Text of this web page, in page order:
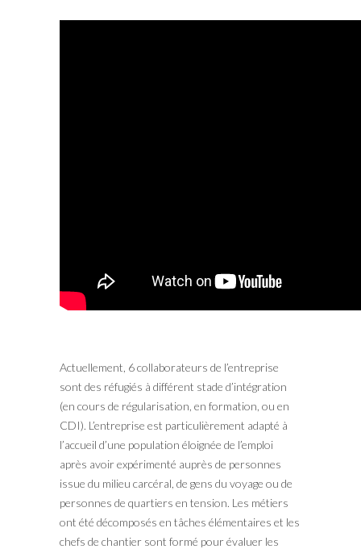
Actuellement, 6 collaborateurs de l’entreprise
sont des réfugiés à différent stade d’intégration
(en cours de régularisation, en formation, ou en
CDI). L’entreprise est particulièrement adapté à
l’accueil d’une population éloignée de l’emploi
après avoir expérimenté auprès de personnes
issue du milieu carcéral, de gens du voyage ou de
personnes de quartiers en tension. Les métiers
ont été décomposés en tâches élémentaires et les
chefs de chantier sont formé pour évaluer les